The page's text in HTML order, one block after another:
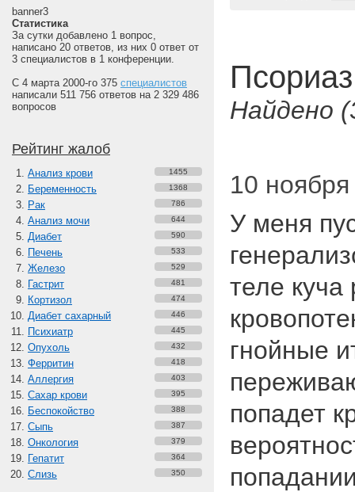
banner3
Статистика
За сутки добавлено 1 вопрос,
написано 20 ответов, из них 0 ответ от
3 специалистов в 1 конференции.
С 4 марта 2000-го 375 специалистов
написали 511 756 ответов на 2 329 486
вопросов
Рейтинг жалоб
Анализ крови 1455
Беременность 1368
Рак 786
Анализ мочи 644
Диабет 590
Печень 533
Железо 529
Гастрит 481
Кортизол 474
Диабет сахарный 446
Психиатр 445
Опухоль 432
Ферритин 418
Аллергия 403
Сахар крови 395
Беспокойство 388
Сыпь 387
Онкология 379
Гепатит 364
Слизь 350
Псориаз
Найдено
10
У меня
теле куча
гнойные
попадет